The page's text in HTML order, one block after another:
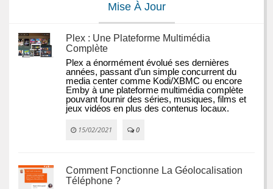
Mise À Jour
Plex : Une Plateforme Multimédia
Complète
Plex a énormément évolué ses dernières
années, passant d’un simple concurrent du
media center comme Kodi/XBMC ou encore
Emby à une plateforme multimédia complète
pouvant fournir des séries, musiques, films et
jeux vidéos en plus des contenus locaux.
15/02/2021 0
Comment Fonctionne La Géolocalisation
Téléphone ?